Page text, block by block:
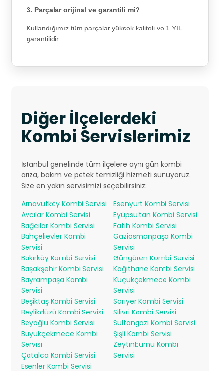
3. Parçalar orijinal ve garantili mi?
Kullandığımız tüm parçalar yüksek kaliteli ve 1 YIL
garantilidir.
Diğer İlçelerdeki
Kombi Servislerimiz
İstanbul genelinde tüm ilçelere aynı gün kombi
arıza, bakım ve petek temizliği hizmeti sunuyoruz.
Size en yakın servisimizi seçebilirsiniz:
Arnavutköy Kombi Servisi
Avcılar Kombi Servisi
Bağcılar Kombi Servisi
Bahçelievler Kombi
Servisi
Bakırköy Kombi Servisi
Başakşehir Kombi Servisi
Bayrampaşa Kombi
Servisi
Beşiktaş Kombi Servisi
Beylikdüzü Kombi Servisi
Beyoğlu Kombi Servisi
Büyükçekmece Kombi
Servisi
Çatalca Kombi Servisi
Esenler Kombi Servisi
Esenyurt Kombi Servisi
Eyüpsultan Kombi Servisi
Fatih Kombi Servisi
Gaziosmanpaşa Kombi
Servisi
Güngören Kombi Servisi
Kağıthane Kombi Servisi
Küçükçekmece Kombi
Servisi
Sarıyer Kombi Servisi
Silivri Kombi Servisi
Sultangazi Kombi Servisi
Şişli Kombi Servisi
Zeytinburnu Kombi
Servisi